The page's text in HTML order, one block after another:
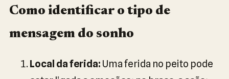
Como identificar o tipo de
mensagem do sonho
Local da ferida: Uma ferida no peito pode